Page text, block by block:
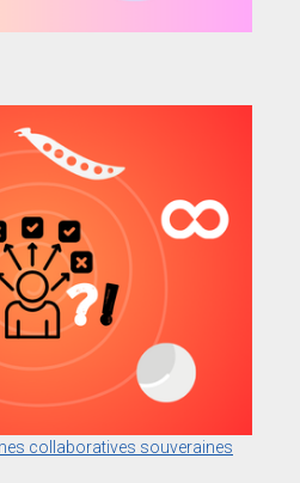
collaboratives souveraines